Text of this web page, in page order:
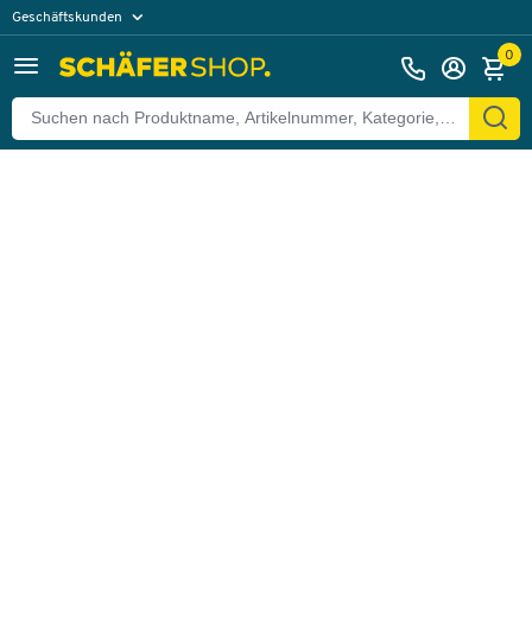
Geschäftskunden
0
Zurück